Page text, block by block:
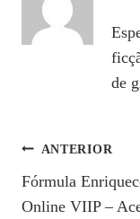
de
De
ANTERIOR
Fórmula
Online VIIP –